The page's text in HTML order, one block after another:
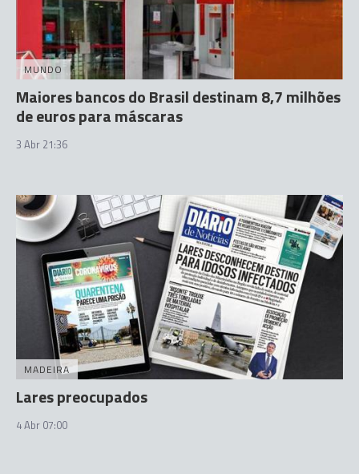
MUNDO
Maiores bancos do Brasil destinam 8,7 milhões
de euros para máscaras
3 Abr 21:36
MADEIRA
Lares preocupados
4 Abr 07:00